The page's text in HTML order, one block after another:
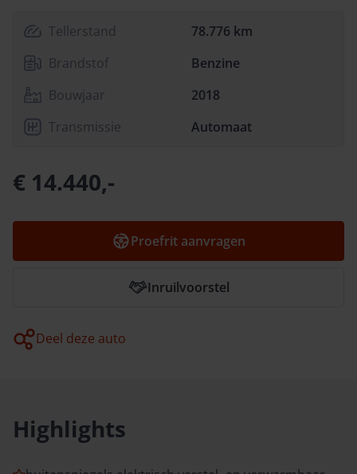
Tellerstand
78.776 km
Brandstof
Benzine
Bouwjaar
2018
Transmissie
Automaat
€ 14.440,-
Proefrit aanvragen
Inruilvoorstel
Deel deze auto
Highlights